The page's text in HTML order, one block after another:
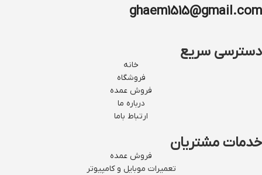
ghaem1515@gmail.com
دسترسی سریع
خانه
فروشگاه
فروش عمده
درباره ما
ارتباط باما
خدمات مشتریان
فروش عمده
تعمیرات موبایل و کامپیوتر